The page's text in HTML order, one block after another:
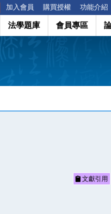
加入會員 購買授權 功能介紹
法學題庫 會員專區
文獻引用